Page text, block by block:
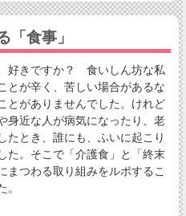
「食事」
好きですか？ 食いしん坊な私
とが辛く、苦しい場合があるな
とがありませんでした。けれど
身近な人が病気になったり、老
たとき、誰にも、ふいに起こり
た。そこで「介護食」と「終末
まつわる取り組みをルポするこ
。